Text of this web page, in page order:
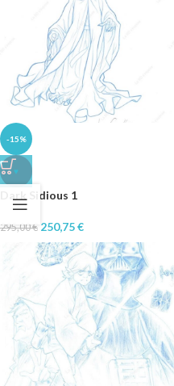
-15%
♥
Dark Sidious 1
295,00€ 250,75€